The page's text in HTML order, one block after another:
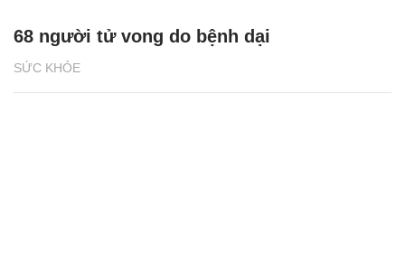
SỨC KHỎE
68 người tử vong do bệnh dại